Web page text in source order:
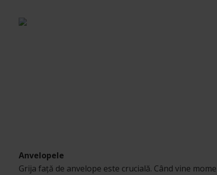
Anvelopele
Grija față de anvelope este crucială. Când vine